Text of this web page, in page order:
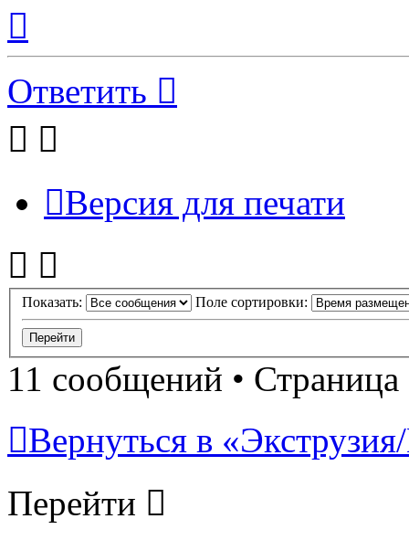
началу
Ответить
Версия для печати
Показать: Поле сортировки:
11 сообщений • Страница
Вернуться в
Перейти